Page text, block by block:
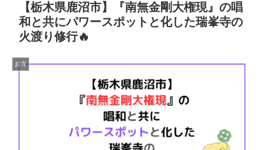
【栃木県鹿沼市】『南無金剛大権現』の唱
和と共にパワースポットと化した瑞峯寺の
火渡り修行🔥
お寺